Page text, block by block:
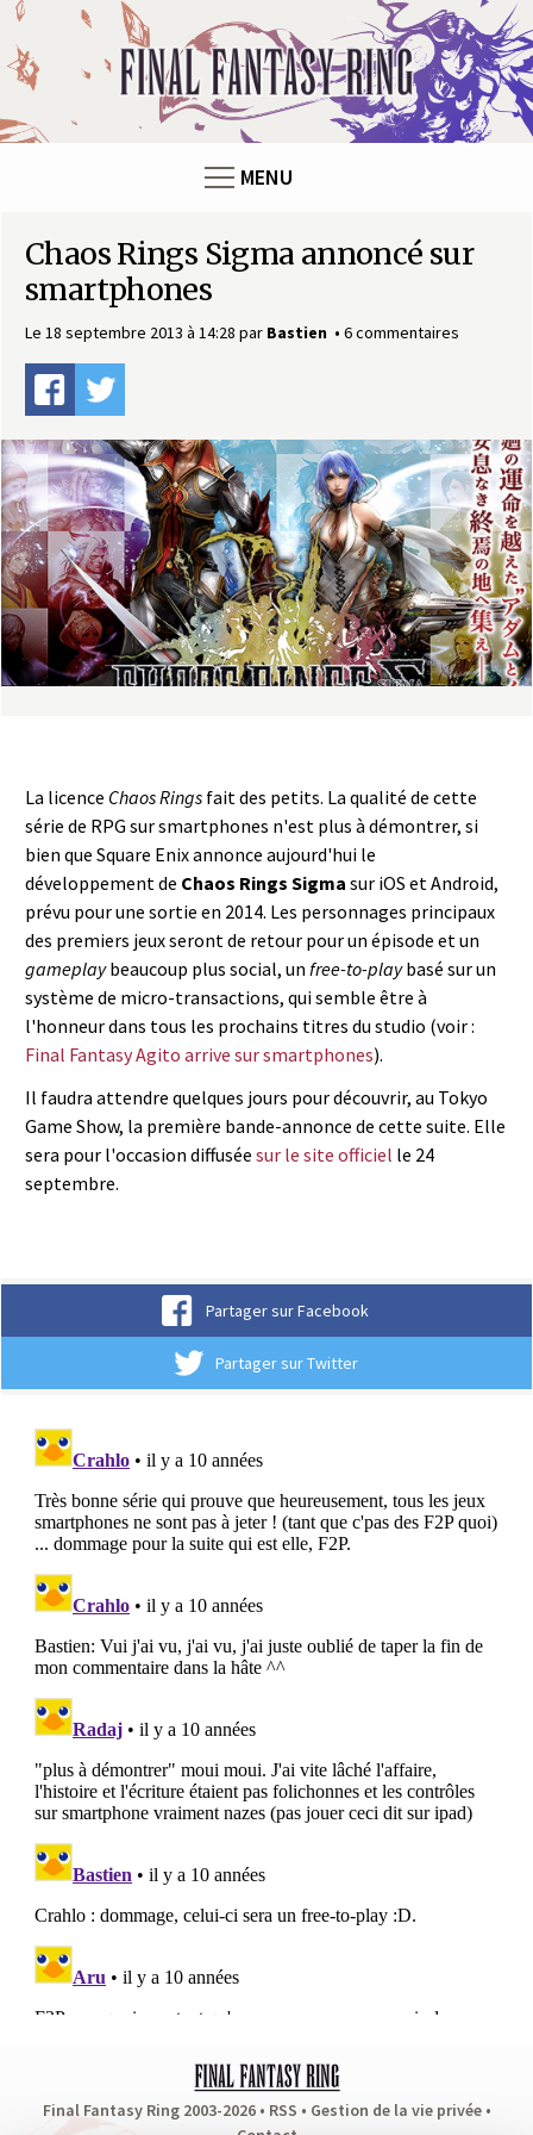
F
n
n
t
a
s
y
MENU
Chaos Rings Sigma annoncé sur
smartphones
Le 18 septembre 2013 à 14:28 par Bastien 6 commentaires
La licence Chaos Rings fait des petits. La qualité de cette
série de RPG sur smartphones n'est plus à démontrer, si
bien que Square Enix annonce aujourd'hui le
développement de Chaos Rings Sigma sur iOS et Android,
prévu pour une sortie en 2014. Les personnages principaux
des premiers jeux seront de retour pour un épisode et un
gameplaybeaucoup plus social, un free-to-playbasé sur un
système de micro-transactions, qui semble être à
l'honneur dans tous les prochains titres du studio (voir :
Final Fantasy Agito arrive sur smartphones).
Il faudra attendre quelques jours pour découvrir, au Tokyo
Game Show, la première bande-annonce de cette suite. Elle
sera pour l'occasion diffusée sur le site officiel le 24
septembre.
Partager sur Facebook
Partager sur Twitter
Final Fantasy Ring 2003-2026 • RSS • Gestion de la vie privée•
Panneau de gestion des cookies